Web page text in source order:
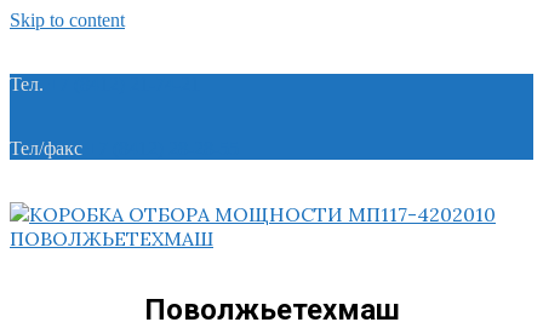
Skip to content
Тел.
Тел/факс
Поволжьетехмаш